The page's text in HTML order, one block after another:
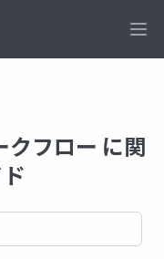
クフロー に関